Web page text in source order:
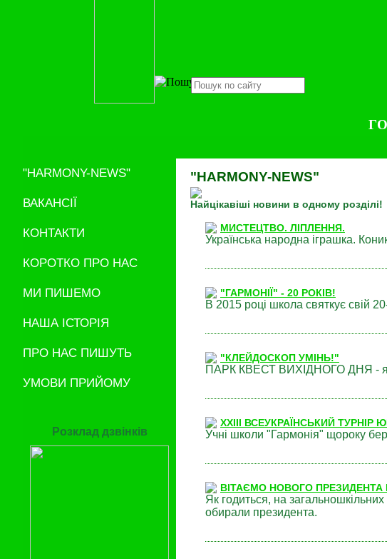
"HARMONY-NEWS"
ВАКАНСІЇ
КОНТАКТИ
КОРОТКО ПРО НАС
МИ ПИШЕМО
НАША ІСТОРІЯ
ПРО НАС ПИШУТЬ
УМОВИ ПРИЙОМУ
Розклад дзвінків
"HARMONY-NEWS"
Найцікавіші новини в одному розділі!
МИСТЕЦТВО. ЛІПЛЕННЯ.
Українська народна іграшка.
"ГАРМОНІЇ" - 20 РОКІВ!
В 2015 році школа святкує свій
"КЛЕЙДОСКОП УМІНЬ!"
ПАРК КВЕСТ ВИХІДНОГО ДНЯ -
XXІII ВСЕУКРАЇНСЬКИЙ ТУРНІР
Учні школи "Гармонія" щороку
ВІТАЄМО НОВОГО
Як годиться, на загальношкільних
обирали президента.